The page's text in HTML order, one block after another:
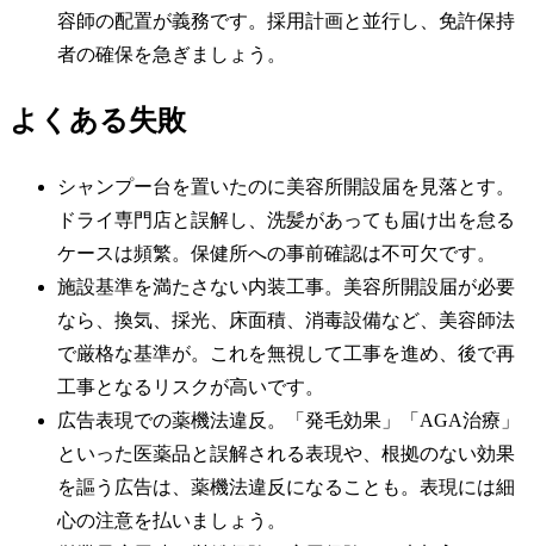
容師の配置が義務です。採用計画と並行し、免許保持
者の確保を急ぎましょう。
よくある失敗
シャンプー台を置いたのに美容所開設届を見落とす。
ドライ専門店と誤解し、洗髪があっても届け出を怠る
ケースは頻繁。保健所への事前確認は不可欠です。
施設基準を満たさない内装工事。美容所開設届が必要
なら、換気、採光、床面積、消毒設備など、美容師法
で厳格な基準が。これを無視して工事を進め、後で再
工事となるリスクが高いです。
広告表現での薬機法違反。「発毛効果」「AGA治療」
といった医薬品と誤解される表現や、根拠のない効果
を謳う広告は、薬機法違反になることも。表現には細
心の注意を払いましょう。